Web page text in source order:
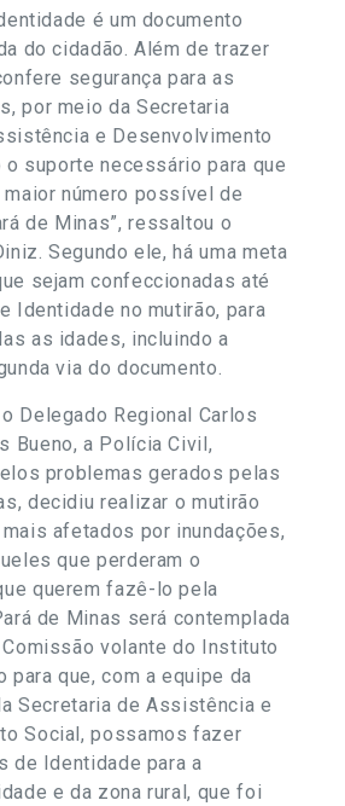
é um documento
do cidadão. Além de trazer
segurança para as
por meio da Secretaria
e Desenvolvimento
o suporte necessário para que
número possível de
de Minas”, ressaltou o
Segundo ele, há uma meta
sejam confeccionadas até
Identidade no mutirão, para
as idades, incluindo a
via do documento.
Delegado Regional Carlos
Bueno, a Polícia Civil,
problemas gerados pelas
decidiu realizar o mutirão
afetados por inundações,
que perderam o
querem fazê-lo pela
de Minas será contemplada
volante do Instituto
para que, com a equipe da
Secretaria de Assistência e
Social, possamos fazer
de Identidade para a
e da zona rural, que foi